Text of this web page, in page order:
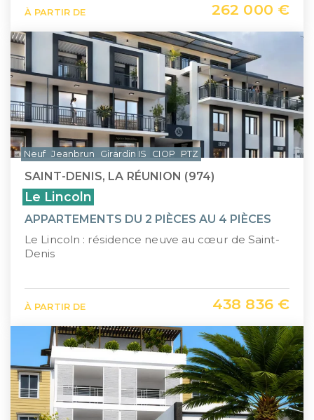
À PARTIR DE 262 000 €
SAINT-DENIS, LA RÉUNION (974)
Le Lincoln
APPARTEMENTS DU 2 PIÈCES AU 4 PIÈCES
Le Lincoln : résidence neuve au cœur de Saint-
Denis
À PARTIR DE 438 836 €
Neuf Jeanbrun Girardin IS CIOP PTZ